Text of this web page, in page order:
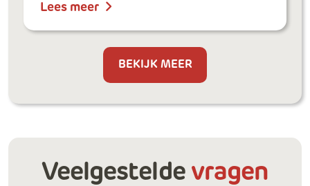
Lees meer
BEKIJK MEER
Veelgestelde vragen